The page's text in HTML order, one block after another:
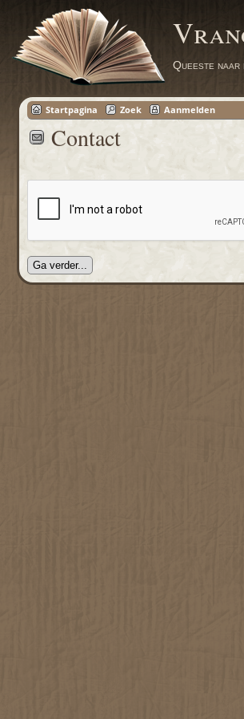
Queeste
Startpagina Zoek Aanmelden
Contact